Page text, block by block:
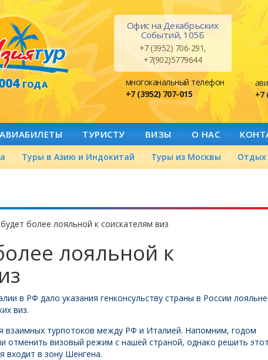
ГОДА
Офис на Декабрьских
Событий, 105Б
+7 (3952) 706-291,
+7(902)5779644
многоканальный телефон
+7 (3952) 707-015
+7
АВИАБИЛЕТЫ ТУРИСТУ ВИЗЫ О НАС
Туры в Азию и Индокитай Туры из Москвы Отдых
более лояльной к соискателям виз
лояльной к
в РФ дало указания генконсульству страны в России
виз.
взаимных турпотоков между РФ и Италией. Напомним, годом
отменить визовый режим с нашей страной, однако решить
входит в зону Шенгена.